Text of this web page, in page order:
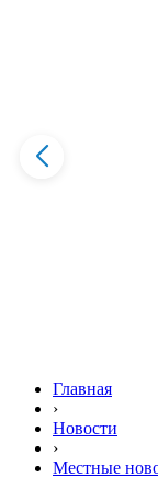
Главная
›
Новости
›
Местные